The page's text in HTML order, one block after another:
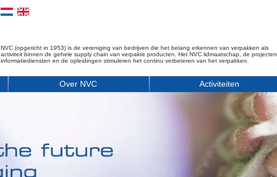
NVC (opgericht in 1953) is de vereniging van bedrijven die het belang erkennen van verpakken als
activiteit binnen de gehele supply chain van verpakte producten. Het NVC lidmaatschap, de projecten,
informatiediensten en de opleidingen stimuleren het continu verbeteren van het verpakken.
Over NVC Activiteiten